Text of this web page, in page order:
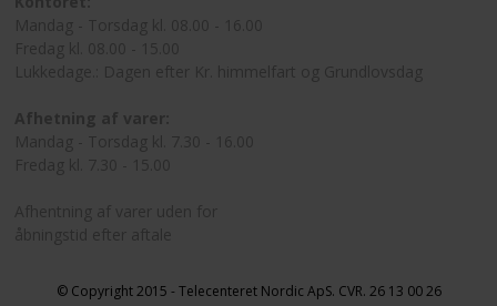
© Copyright 2015 - Telecenteret Nordic ApS. CVR. 26 13 00 26